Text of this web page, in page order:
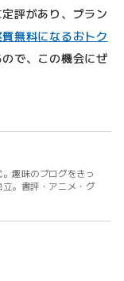
評があり、プラン
無料になるおトク
で、この機会にぜ
趣味のブログをきっ
。書評・アニメ・グ